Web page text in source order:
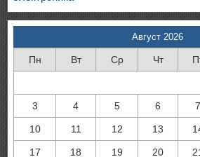
Август 2026
Пн Вт Ср Чт
3 4 5 6 7
10 11 12 13
17 18 19 20